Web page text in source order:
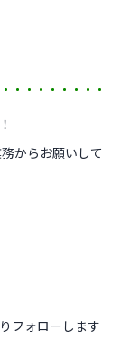
からお願いして
フォローします